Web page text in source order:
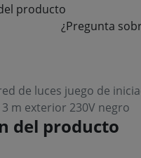
producto
¿Pregunta
de luces juego de
m exterior 230V negro
del producto